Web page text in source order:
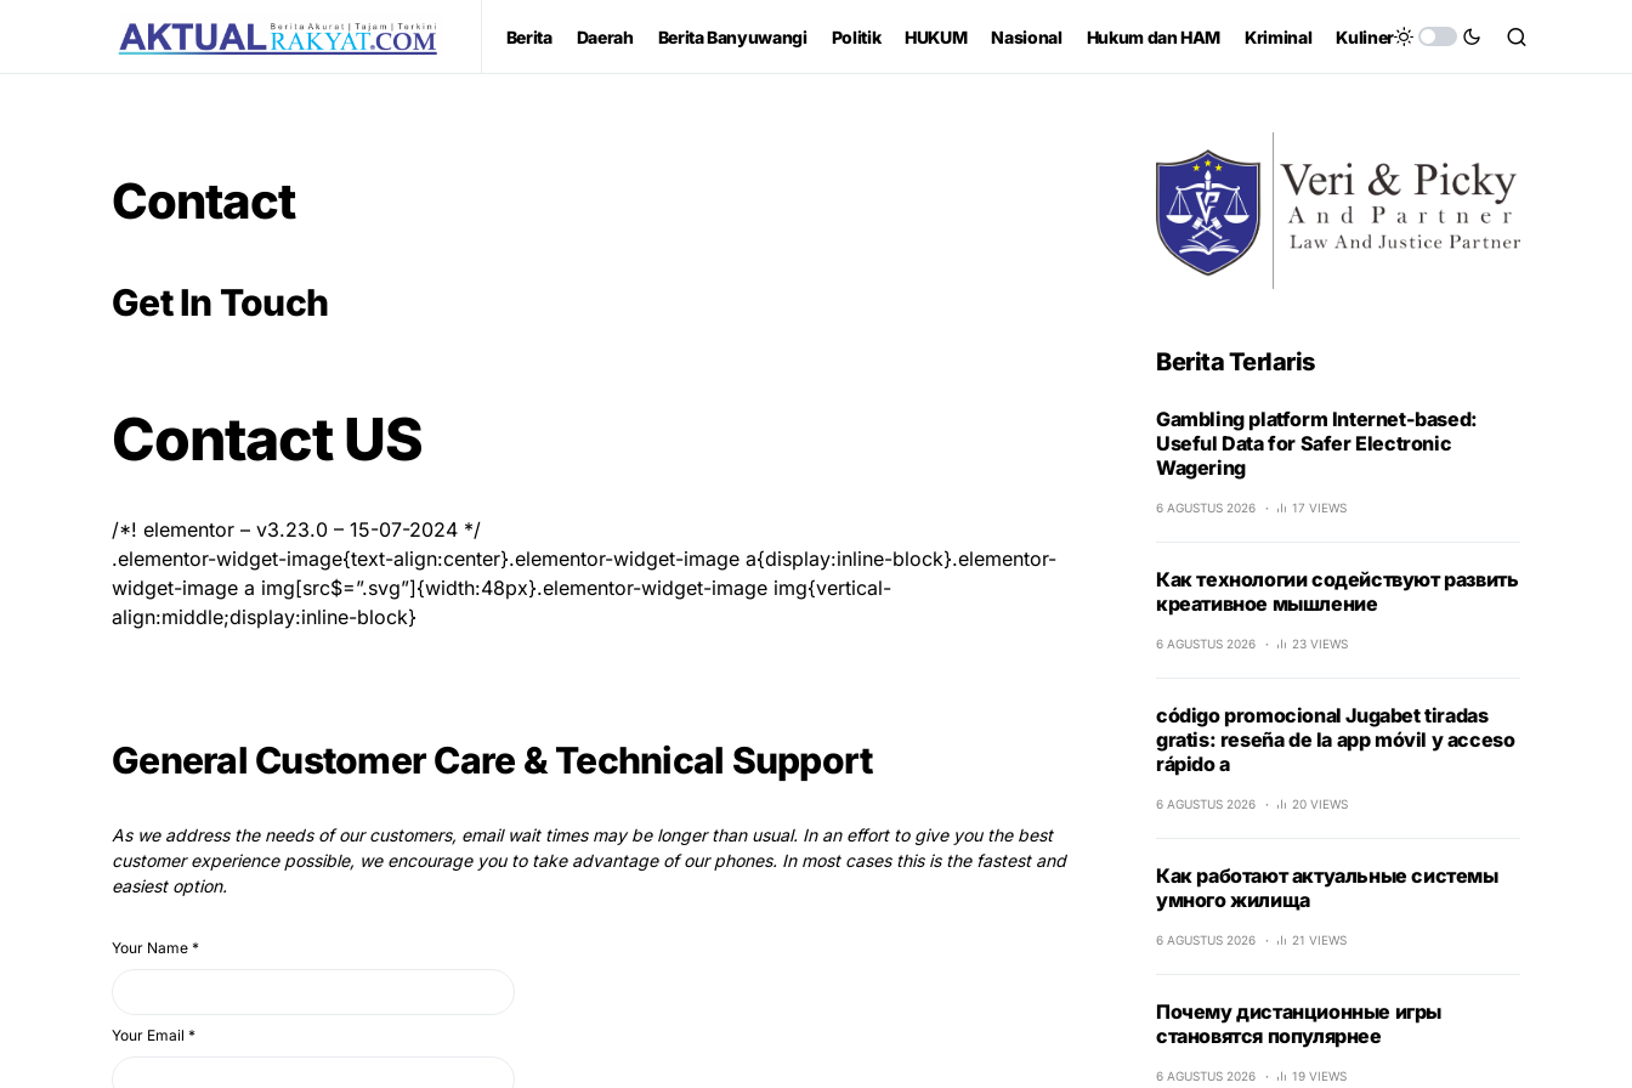
Berita Daerah Berita Banyuwangi Politik HUKUM Nasional Hukum dan HAM Kriminal Kuliner
Contact
Get In Touch
Contact US
/*! elementor – v3.23.0 – 15-07-2024 */
.elementor-widget-image{text-align:center}.elementor-widget-image a{display:inline-block}.elementor-
widget-image a img[src$=”.svg”]{width:48px}.elementor-widget-image img{vertical-
align:middle;display:inline-block}
General Customer Care & Technical Support
As we address the needs of our customers, email wait times may be longer than usual. In an effort to give you the best
customer experience possible, we encourage you to take advantage of our phones. In most cases this is the fastest and
easiest option.
Your Name *
Your Email *
Berita Terlaris
Gambling platform Internet-based:
Useful Data for Safer Electronic
Wagering
6 AGUSTUS 2026 17 VIEWS
Как технологии содействуют развить
креативное мышление
6 AGUSTUS 2026 23 VIEWS
código promocional Jugabet tiradas
gratis: reseña de la app móvil y acceso
rápido a
6 AGUSTUS 2026 20 VIEWS
Как работают актуальные системы
умного жилища
6 AGUSTUS 2026 21 VIEWS
Почему дистанционные игры
становятся популярнее
6 AGUSTUS 2026 19 VIEWS